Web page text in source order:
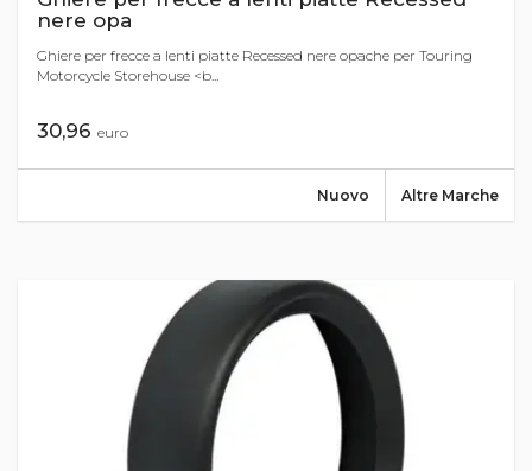
nere opa
Ghiere per frecce a lenti piatte Recessed nere opache per Touring
Motorcycle Storehouse <b...
30,96 euro
Altre Marche
Nuovo